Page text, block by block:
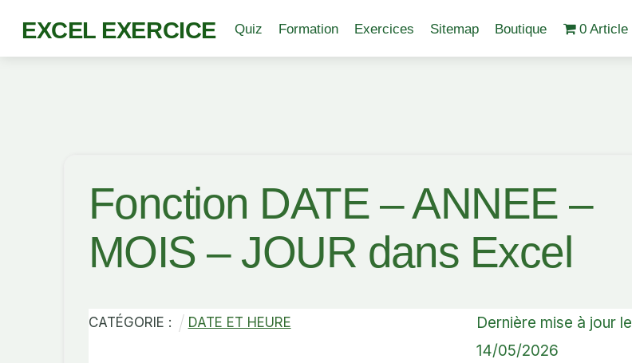
EXCEL EXERCICE Quiz Formation Exercices Sitemap Boutique 0 Article
Fonction DATE – ANNEE –
MOIS – JOUR dans Excel
CATÉGORIE : DATE ET HEURE
Dernière mise à jour le
14/05/2026